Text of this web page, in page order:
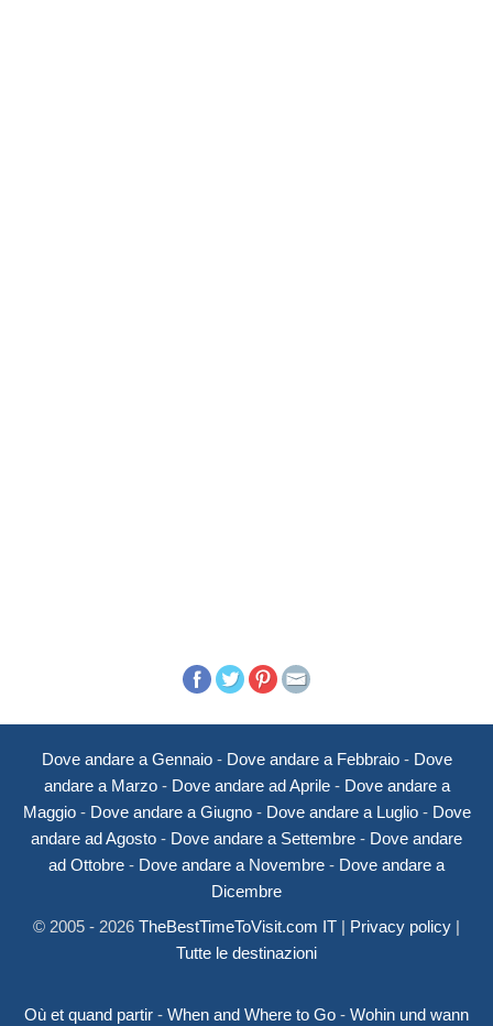
Dove andare a Gennaio- Dove andare a Febbraio- Dove
andare a Marzo- Dove andare ad Aprile- Dove andare a
Maggio- Dove andare a Giugno- Dove andare a Luglio- Dove
andare ad Agosto - Dove andare a Settembre - Dove andare
ad Ottobre - Dove andare a Novembre - Dove andare a
Dicembre
© 2005 - 2026 TheBestTimeToVisit.com IT | Privacy policy |
Tutte le destinazioni
Où et quand partir - When and Where to Go - Wohin und wann